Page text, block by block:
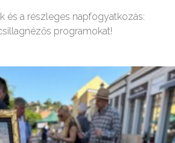
és a részleges napfogyatkozás:
programokat!